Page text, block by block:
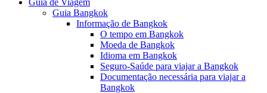
Guia de Viagem
Guia Bangkok
Informação de Bangkok
O tempo em Bangkok
Moeda de Bangkok
Idioma em Bangkok
Seguro-Saúde para viajar a Bangkok
Documentação necessária para viajar a
Bangkok